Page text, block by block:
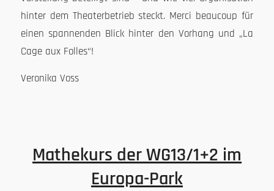
hinter dem Theaterbetrieb steckt. Merci beaucoup für
einen spannenden Blick hinter den Vorhang und „La
Cage aux Folles“!
Veronika Voss
Mathekurs der WG13/1+2 im
Europa-Park